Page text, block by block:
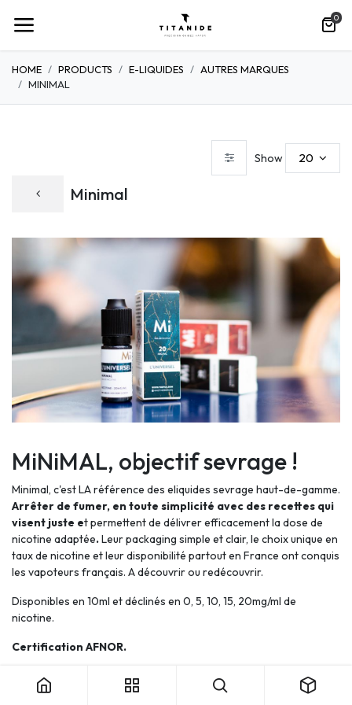
0
HOME PRODUCTS E-LIQUIDES
AUTRES MARQUES
MINIMAL
Minimal
Show 20
MiNiMAL, objectif sevrage !
Minimal, c'est LA référence des eliquides sevrage haut-de-gamme.
Arrêter de fumer, en toute simplicité avec des recettes qui
visent juste et permettent de délivrer efficacement la dose de
nicotine adaptée.Leur packaging simple et clair, le choix unique en
taux de nicotine et leur disponibilité partout en France ont conquis
les vapoteurs français. A découvrir ou redécouvrir.
Disponibles en 10ml et déclinés en 0, 5, 10, 15, 20mg/ml de
nicotine.
Certification AFNOR.